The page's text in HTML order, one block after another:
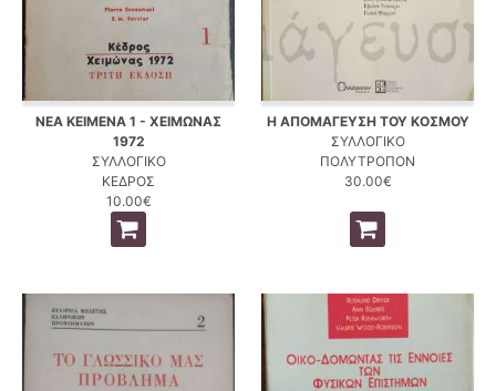
ΝΕΑ ΚΕΙΜΕΝΑ 1 - ΧΕΙΜΩΝΑΣ
1972
ΣΥΛΛΟΓΙΚΟ
ΚΕΔΡΟΣ
10.00€
Η ΑΠΟΜΑΓΕΥΣΗ ΤΟΥ ΚΟΣΜΟΥ
ΣΥΛΛΟΓΙΚΟ
ΠΟΛΥΤΡΟΠΟΝ
30.00€